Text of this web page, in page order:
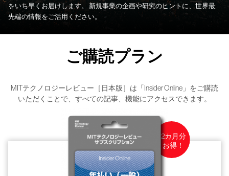
をいち早くお届けします。
新規事業の企画や研究のヒントに、世界最
先端の情報をご活用ください。
ご購読プラン
MITテクノロジーレビュー［日本版］は「Insider Online」をご購読
いただくことで、 すべての記事、機能にアクセスできます。